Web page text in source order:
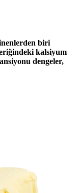
biri
kalsiyum
dengeler,